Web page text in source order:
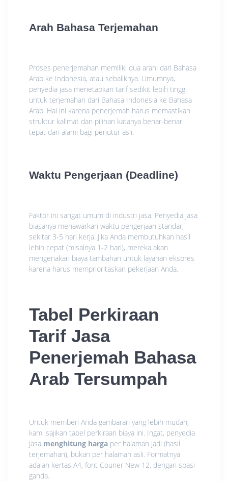
Arah Bahasa Terjemahan
Proses penerjemahan memiliki dua arah: dari Bahasa
Arab ke Indonesia, atau sebaliknya. Umumnya,
penyedia jasa menetapkan tarif sedikit lebih tinggi
untuk terjemahan dari Bahasa Indonesia ke Bahasa
Arab. Hal ini karena penerjemah harus memastikan
struktur kalimat dan pilihan katanya benar-benar
tepat dan alami bagi penutur asli.
Waktu Pengerjaan (Deadline)
Faktor ini sangat umum di industri jasa. Penyedia jasa
biasanya menawarkan waktu pengerjaan standar,
sekitar 3-5 hari kerja. Jika Anda membutuhkan hasil
lebih cepat (misalnya 1-2 hari), mereka akan
mengenakan biaya tambahan untuk layanan ekspres
karena harus memprioritaskan pekerjaan Anda.
Tabel Perkiraan
Tarif Jasa
Penerjemah Bahasa
Arab Tersumpah
Untuk memberi Anda gambaran yang lebih mudah,
kami sajikan tabel perkiraan biaya ini. Ingat, penyedia
jasa menghitung harga per halaman jadi (hasil
terjemahan), bukan per halaman asli. Formatnya
adalah kertas A4, font Courier New 12, dengan spasi
ganda.